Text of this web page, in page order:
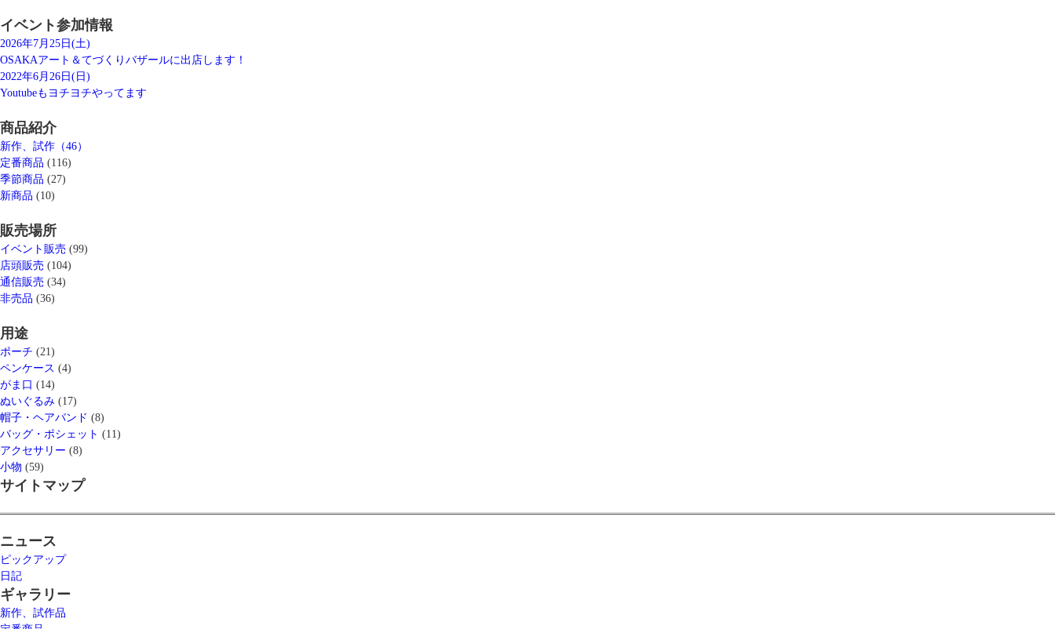
イベント参加情報
2026年7月25日(土)
OSAKAアート＆てづくりバザールに出店します！
2022年6月26日(日)
Youtubeもヨチヨチやってます
商品紹介
新作、試作（46）
定番商品 (116)
季節商品 (27)
新商品 (10)
販売場所
イベント販売 (99)
店頭販売 (104)
通信販売 (34)
非売品 (36)
用途
ポーチ (21)
ペンケース (4)
がま口 (14)
ぬいぐるみ (17)
帽子・ヘアバンド (8)
バッグ・ポシェット (11)
アクセサリー (8)
小物 (59)
サイトマップ
ニュース
ピックアップ
日記
ギャラリー
新作、試作品